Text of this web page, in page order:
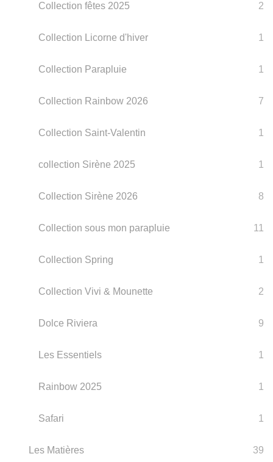
Collection fêtes 2025 2
Collection Licorne d'hiver 1
Collection Parapluie 1
Collection Rainbow 2026 7
Collection Saint-Valentin 1
collection Sirène 2025 1
Collection Sirène 2026 8
Collection sous mon parapluie 11
Collection Spring 1
Collection Vivi & Mounette 2
Dolce Riviera 9
Les Essentiels 1
Rainbow 2025 1
Safari 1
Les Matières 39